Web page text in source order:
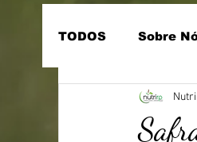
TODOS Sobre
• Treinamento